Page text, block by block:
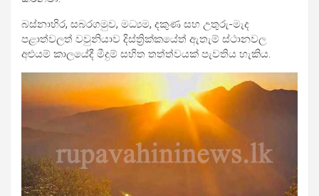
බස්නාහිර, සබරගමුව, මධ්‍යම, දකුණ සහ උතුරු-මැද
පළාත්වලත් වවුනියාව දිස්ත්‍රික්කයේත් ඇතැම් ස්ථානවල
අළුයම් කාලයේදී මීදුම් සහිත තත්ත්වයක් පැවතිය හැකිය.